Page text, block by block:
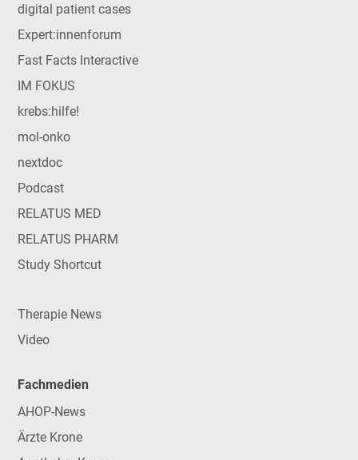
digital patient cases
Expert:innenforum
Fast Facts Interactive
IM FOKUS
krebs:hilfe!
mol-onko
nextdoc
Podcast
RELATUS MED
RELATUS PHARM
Study Shortcut
Therapie News
Video
Fachmedien
AHOP-News
Ärzte Krone